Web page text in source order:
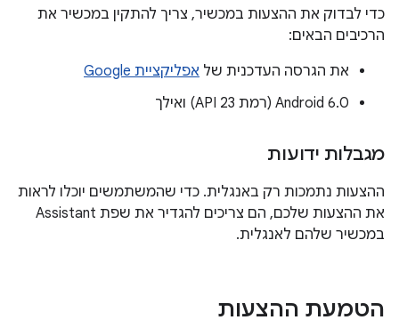
כדי לבדוק את ההצעות במכשיר, צריך להתקין במכשיר את
הרכיבים הבאים:
את הגרסה העדכנית של אפליקציית Google
Android 6.0 (רמת API 23) ואילך
מגבלות ידועות
ההצעות נתמכות רק באנגלית. כדי שהמשתמשים יוכלו לראות
את ההצעות שלכם, הם צריכים להגדיר את שפת Assistant
במכשיר שלהם לאנגלית.
הטמעת ההצעות